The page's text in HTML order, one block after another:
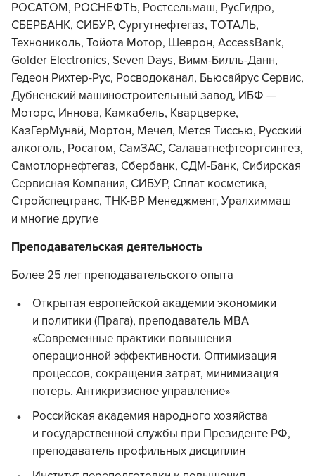
РОСАТОМ, РОСНЕФТЬ, Ростсельмаш, РусГидро,
СБЕРБАНК, СИБУР, Сургутнефтегаз, ТОТАЛЬ,
Технониколь, Тойота Мотор, Шеврон, AccessBank,
Golder Electronics, Seven Days, Вимм-Билль-Данн,
Гедеон Рихтер-Рус, Росводоканал, Бьюсайрус Сервис,
Дубненский машиностроительный завод, ИБФ —
Моторс, Иннова, Камкабель, Кварцверке,
КазГерМунай, Мортон, Мечел, Мется Тиссью, Русский
алкоголь, Росатом, СамЗАС, Салаватнефтеоргсинтез,
Самотлорнефтегаз, Сбербанк, СДМ-Банк, Сибирская
Сервисная Компания, СИБУР, Сплат косметика,
Стройспецтранс, ТНК-ВР Менеджмент, Уралхиммаш
и многие другие
Преподавательская деятельность
Более 25 лет преподавательского опыта
Открытая европейской академии экономики
и политики (Прага), преподаватель MBA
«Современные практики повышения
операционной эффективности. Оптимизация
процессов, сокращения затрат, минимизация
потерь. Антикризисное управление»
Российская академия народного хозяйства
и государственной службы при Президенте РФ,
преподаватель профильных дисциплин